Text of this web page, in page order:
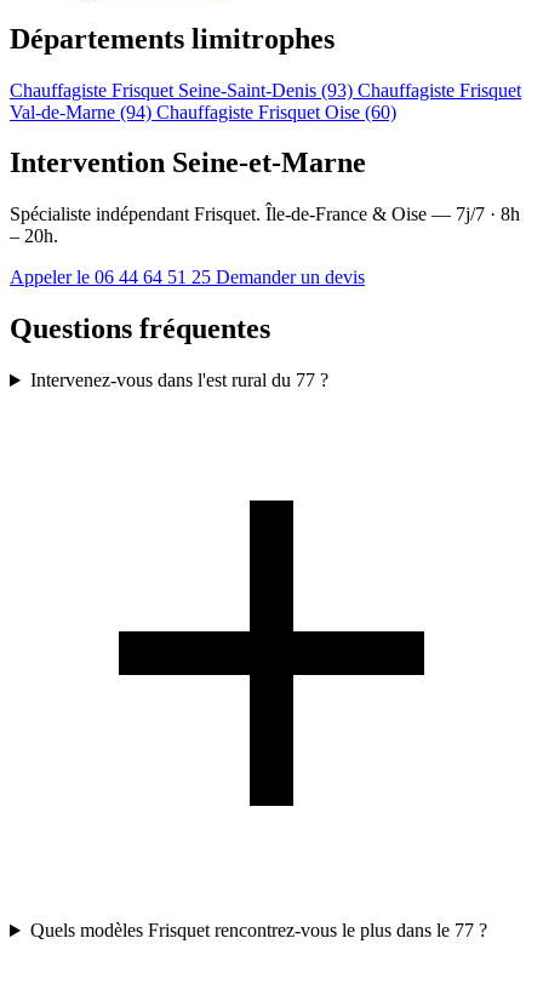
Départements limitrophes
Chauffagiste Frisquet Seine-Saint-Denis (93) Chauffagiste Frisquet
Val-de-Marne (94) Chauffagiste Frisquet Oise (60)
Intervention Seine-et-Marne
Spécialiste indépendant Frisquet. Île-de-France & Oise — 7j/7 · 8h
– 20h.
Appeler le 06 44 64 51 25 Demander un devis
Questions fréquentes
Intervenez-vous dans l'est rural du 77 ?
Quels modèles Frisquet rencontrez-vous le plus dans le 77 ?